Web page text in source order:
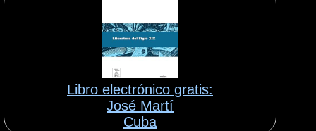
Libro electrónico gratis:
José Martí
Cuba